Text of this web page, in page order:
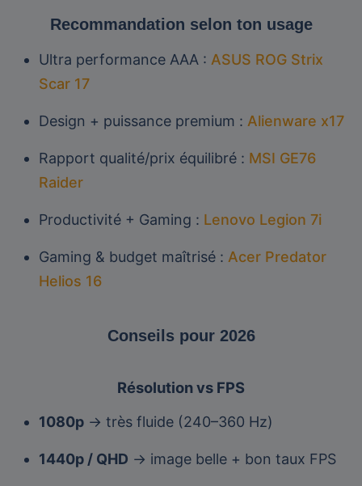
Recommandation selon ton usage
Ultra performance AAA : ASUS ROG Strix
Scar 17
Design + puissance premium : Alienware x17
Rapport qualité/prix équilibré : MSI GE76
Raider
Productivité + Gaming : Lenovo Legion 7i
Gaming & budget maîtrisé : Acer Predator
Helios 16
Conseils pour 2026
Résolution vs FPS
1080p → très fluide (240–360 Hz)
1440p / QHD → image belle + bon taux FPS